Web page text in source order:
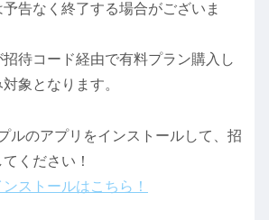
告なく終了する場合がございま
待コード経由で有料プラン購入し
象となります。
ルのアプリをインストールして、招
ください！
ストールはこちら！